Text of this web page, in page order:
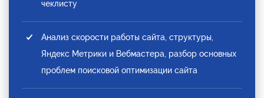
чеклисту
Анализ скорости работы сайта, структуры,
Яндекс Метрики и Вебмастера, разбор основных
проблем поисковой оптимизации сайта